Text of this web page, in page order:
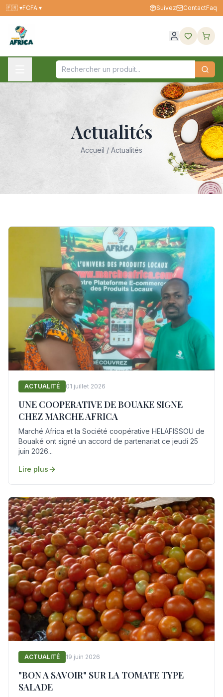
🇫🇷 ▾FCFA ▾ Suivez ContactFaq
Actualités
Accueil / Actualités
ACTUALITÉ 01 juillet 2026
UNE COOPERATIVE DE BOUAKE SIGNE
CHEZ MARCHE AFRICA
Marché Africa et la Société coopérative HELAFISSOU de
Bouaké ont signé un accord de partenariat ce jeudi 25
juin 2026...
Lire plus
ACTUALITÉ 19 juin 2026
"BON A SAVOIR" SUR LA TOMATE TYPE
SALADE